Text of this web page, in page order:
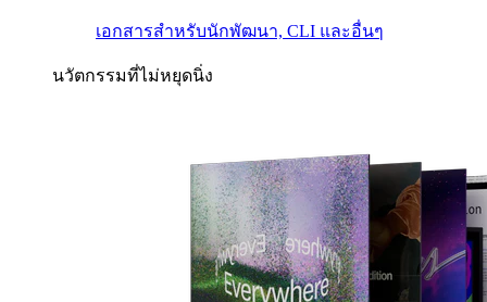
เอกสารสำหรับนักพัฒนา, CLI และอื่นๆ
นวัตกรรมที่ไม่หยุดนิ่ง